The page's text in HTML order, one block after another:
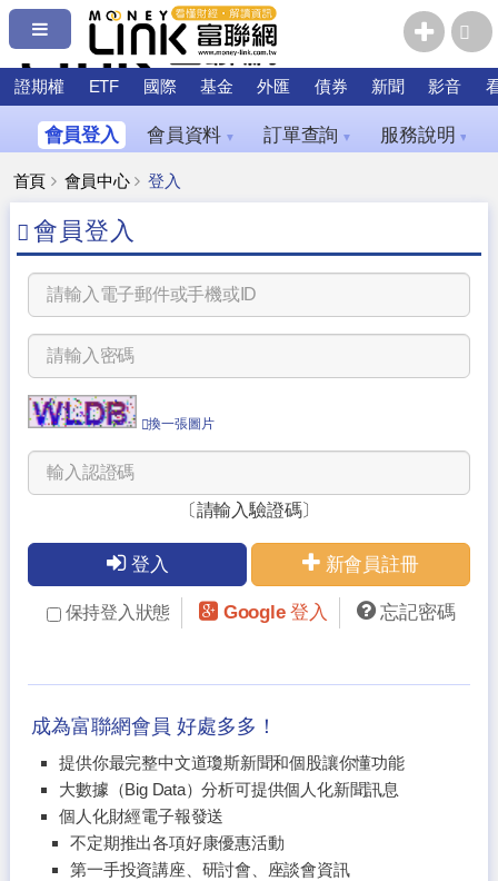
證期權 ETF 國際 基金 外匯 債券 新聞 影音
會員登入 會員資料 ▼ 訂單查詢 ▼ 服務說明 ▼
首頁 會員中心 登入
會員登入
換一張圖片
〔請輸入驗證碼〕
登入 新會員註冊
保持登入狀態 Google 登入 忘記密碼
成為富聯網會員 好處多多！
提供你最完整中文道瓊斯新聞和個股讓你懂功能
大數據（Big Data）分析可提供個人化新聞訊息
個人化財經電子報發送
不定期推出各項好康優惠活動
第一手投資講座、研討會、座談會資訊